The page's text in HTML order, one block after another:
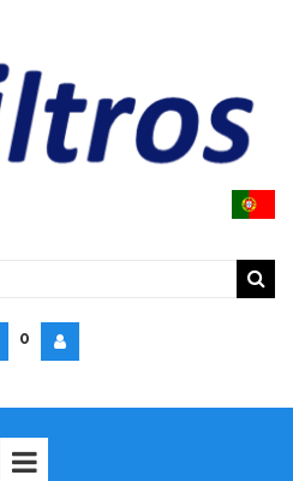
0